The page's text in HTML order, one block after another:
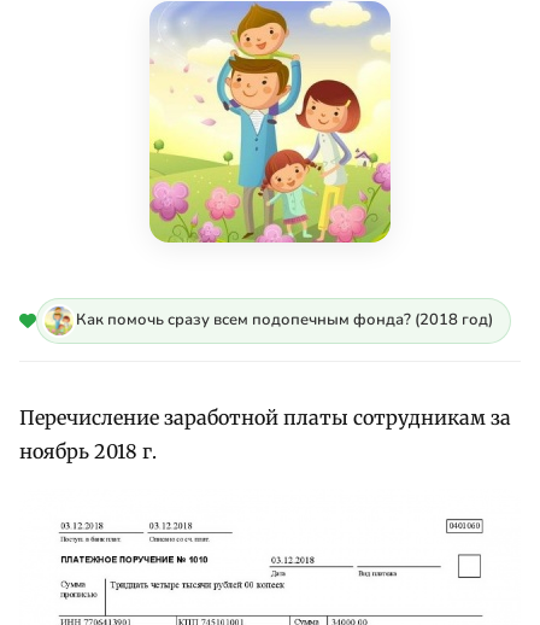
Как помочь сразу всем подопечным фонда? (2018 год)
Перечисление заработной платы сотрудникам за
ноябрь 2018 г.